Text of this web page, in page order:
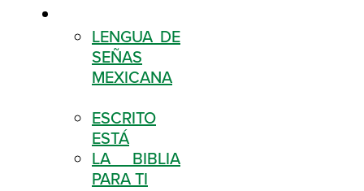
LENGUA DE
SEÑAS
MEXICANA
ESCRITO
ESTÁ
LA BIBLIA
PARA TI